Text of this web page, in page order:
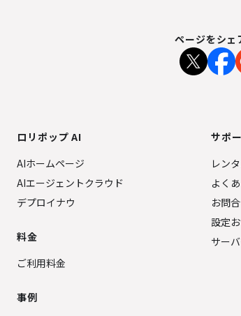
ページをシェ
ロリポップ AI
AIホームページ
AIエージェントクラウド
デプロイナウ
料金
ご利用料金
事例
サポ
レン
よく
お問
設定
サー